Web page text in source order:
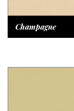
Champagne